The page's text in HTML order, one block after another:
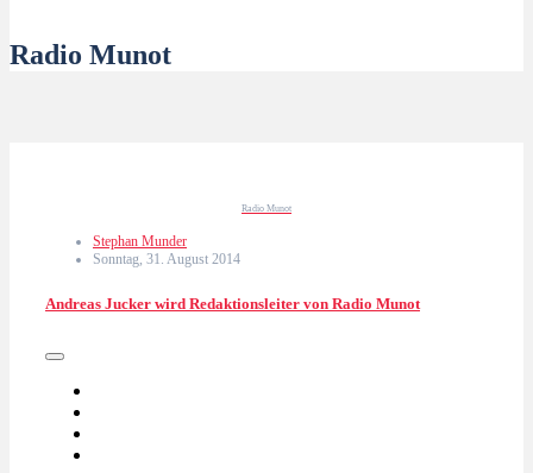
Radio Munot
Radio Munot
Stephan Munder
Sonntag, 31. August 2014
Andreas Jucker wird Redaktionsleiter von Radio Munot